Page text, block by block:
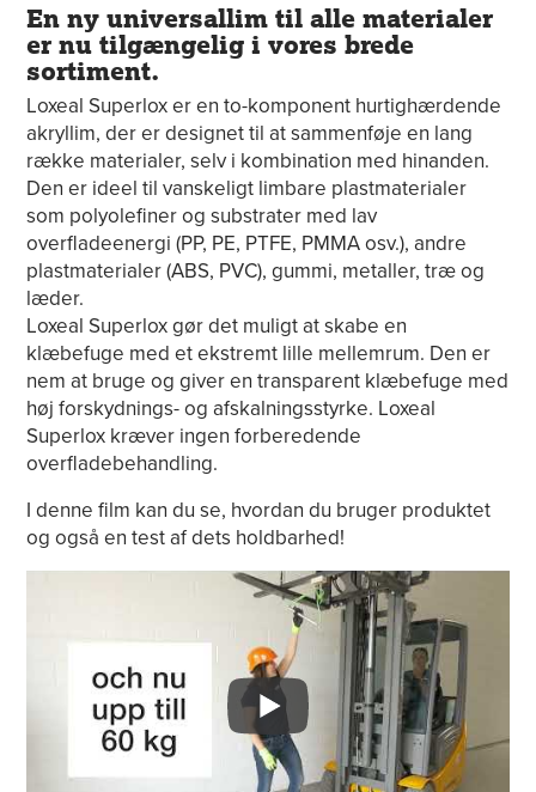
En ny universallim til alle materialer
er nu tilgængelig i vores brede
sortiment.
Loxeal Superlox er en to-komponent hurtighærdende
akryllim, der er designet til at sammenføje en lang
række materialer, selv i kombination med hinanden.
Den er ideel til vanskeligt limbare plastmaterialer
som polyolefiner og substrater med lav
overfladeenergi (PP, PE, PTFE, PMMA osv.), andre
plastmaterialer (ABS, PVC), gummi, metaller, træ og
læder.
Loxeal Superlox gør det muligt at skabe en
klæbefuge med et ekstremt lille mellemrum. Den er
nem at bruge og giver en transparent klæbefuge med
høj forskydnings- og afskalningsstyrke. Loxeal
Superlox kræver ingen forberedende
overfladebehandling.
I denne film kan du se, hvordan du bruger produktet
og også en test af dets holdbarhed!